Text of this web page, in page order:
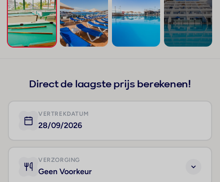
Direct de laagste prijs berekenen!
VERTREKDATUM
28/09/2026
VERZORGING
Geen Voorkeur